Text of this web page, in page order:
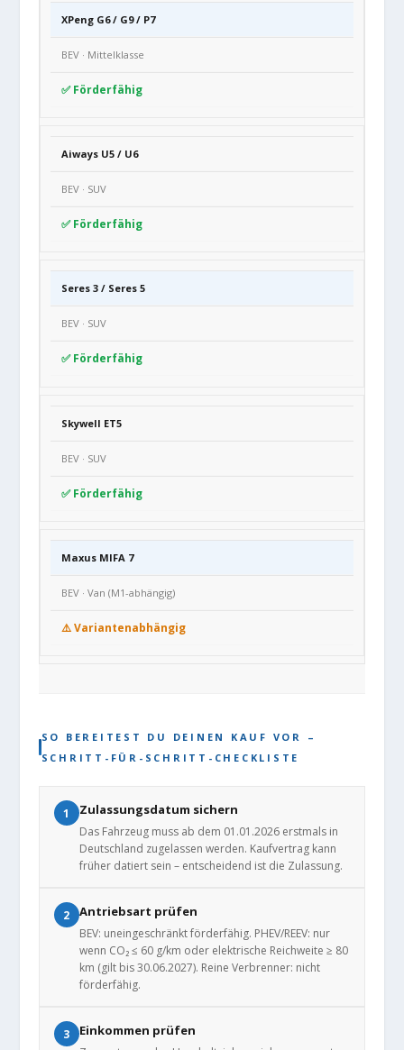
XPeng G6 / G9 / P7
BEV · Mittelklasse
✅ Förderfähig
Aiways U5 / U6
BEV · SUV
✅ Förderfähig
Seres 3 / Seres 5
BEV · SUV
✅ Förderfähig
Skywell ET5
BEV · SUV
✅ Förderfähig
Maxus MIFA 7
BEV · Van (M1-abhängig)
⚠️ Varianten­abhängig
SO BEREITEST DU DEINEN KAUF VOR –
SCHRITT-FÜR-SCHRITT-CHECKLISTE
1 Zulassungsdatum sichern
Das Fahrzeug muss ab dem 01.01.2026 erstmals in
Deutschland zugelassen werden. Kaufvertrag kann
früher datiert sein – entscheidend ist die Zulassung.
2 Antriebsart prüfen
BEV: uneingeschränkt förderfähig. PHEV/REEV: nur
wenn CO₂ ≤ 60 g/km oder elektrische Reichweite ≥ 80
km (gilt bis 30.06.2027). Reine Verbrenner: nicht
förderfähig.
3 Einkommen prüfen